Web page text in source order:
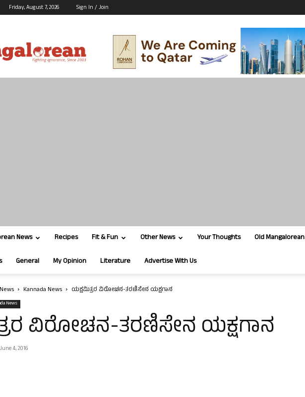
Friday, August 7, 2026 Sign In / Join
News Recipes Fit & Fun Other News Your Thoughts Old Mangalorean
General My Opinion Literature Advertise With Us
Kannada News ಯಕ್ಷಮಿತ್ರರ ವಿರೋಚನ-ತರಣಿಸೇನ ಯಕ್ಷಗಾನ
News
ವಿರೋಚನ-ತರಣಿಸೇನ ಯಕ್ಷಗಾನ
June 4, 2016